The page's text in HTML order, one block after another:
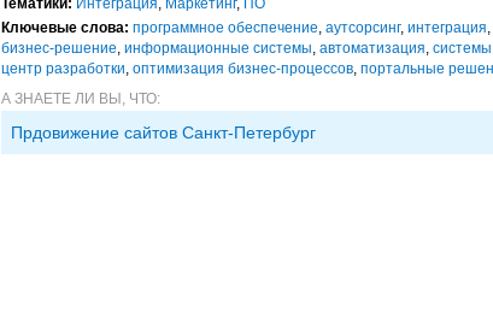
Тематики: Интеграция, Маркетинг, ПО
Ключевые слова: программное обеспечение, аутсорсинг, интеграция,
бизнес-решение, информационные системы, автоматизация,
центр разработки, оптимизация бизнес-процессов, портальные
А ЗНАЕТЕ ЛИ ВЫ, ЧТО:
Прдовижение сайтов Санкт-Петербург